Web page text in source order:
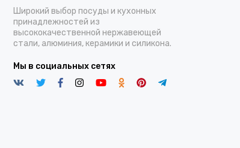
Широкий выбор посуды и кухонных
принадлежностей из
высококачественной нержавеющей
стали, алюминия, керамики и силикона.
Мы в социальных сетях